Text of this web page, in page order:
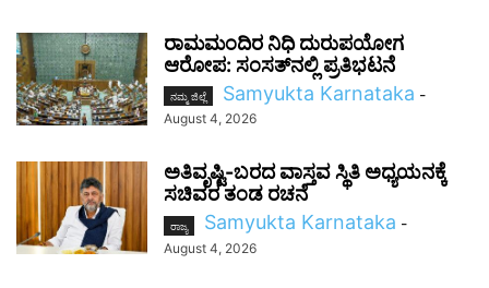
ರಾಮಮಂದಿರ ನಿಧಿ ದುರುಪಯೋಗ
ಆರೋಪ: ಸಂಸತ್‌ನಲ್ಲಿ ಪ್ರತಿಭಟನೆ
ನಮ್ಮ ಜಿಲ್ಲೆ Samyukta Karnataka -
August 4, 2026
ಅತಿವೃಷ್ಟಿ-ಬರದ ವಾಸ್ತವ ಸ್ಥಿತಿ ಅಧ್ಯಯನಕ್ಕೆ
ಸಚಿವರ ತಂಡ ರಚನೆ
ರಾಜ್ಯ Samyukta Karnataka -
August 4, 2026